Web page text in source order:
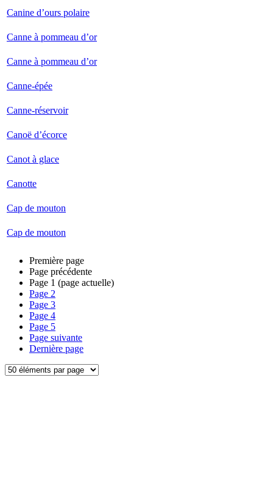
Canine d’ours polaire
Canne à pommeau d’or
Canne à pommeau d’or
Canne-épée
Canne-réservoir
Canoë d’écorce
Canot à glace
Canotte
Cap de mouton
Cap de mouton
Première page
Page précédente
Page 1 (page actuelle)
Page 2
Page 3
Page 4
Page 5
Page suivante
Dernière page